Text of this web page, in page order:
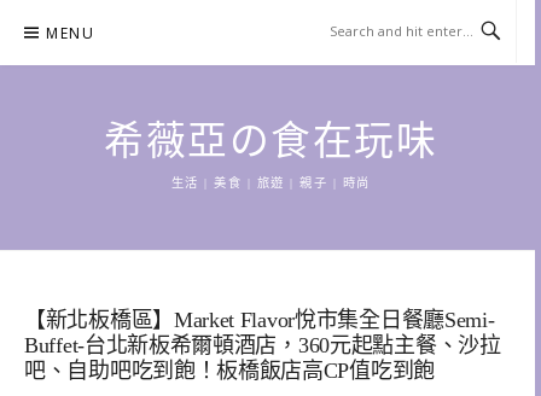
content
MENU
希薇亞の食在玩味
生活 | 美食 | 旅遊 | 親子 | 時尚
【新北板橋區】Market Flavor悅市集全日餐廳Semi-
Buffet-台北新板希爾頓酒店，360元起點主餐、沙拉
吧、自助吧吃到飽！板橋飯店高CP值吃到飽